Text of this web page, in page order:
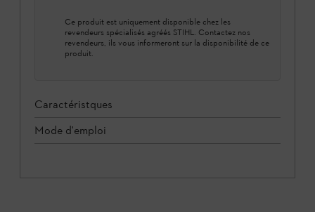
Ce produit est uniquement disponible chez les
revendeurs spécialisés agréés STIHL. Contactez nos
revendeurs, ils vous informeront sur la disponibilité de ce
produit.
Caractéristques
Mode d'emploi